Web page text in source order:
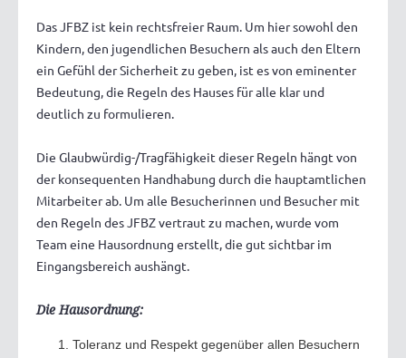
Das JFBZ ist kein rechtsfreier Raum. Um hier sowohl den
Kindern, den jugendlichen Besuchern als auch den Eltern
ein Gefühl der Sicherheit zu geben, ist es von eminenter
Bedeutung, die Regeln des Hauses für alle klar und
deutlich zu formulieren.
Die Glaubwürdig-/Tragfähigkeit dieser Regeln hängt von
der konsequenten Handhabung durch die hauptamtlichen
Mitarbeiter ab. Um alle Besucherinnen und Besucher mit
den Regeln des JFBZ vertraut zu machen, wurde vom
Team eine Hausordnung erstellt, die gut sichtbar im
Eingangsbereich aushängt.
Die Hausordnung:
Toleranz und Respekt gegenüber allen Besuchern